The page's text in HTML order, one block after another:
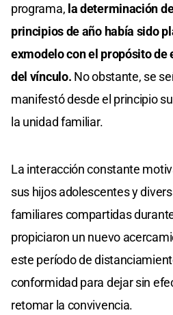
programa, la determinación
principios de año había sido
exmodelo con el propósito de
del vínculo. No obstante, se
manifestó desde el principio
la unidad familiar.
La interacción constante
sus hijos adolescentes y
familiares compartidas
propiciaron un nuevo
este período de
conformidad para dejar sin
retomar la convivencia.